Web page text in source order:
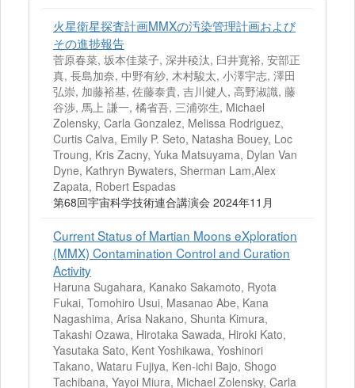
火星衛星探査計画MMXの汚染管理計画および
その進捗報告
菅原春菜, 坂本佳菜子, 深井稜汰, 臼井寛裕, 安部正
真, 長島加奈, 中野有紗, 木村駿太, 小澤宇志, 澤田
弘崇, 加藤裕基, 佐藤泰貴, 吉川健人, 高野淑識, 藤
谷渉, 馬上 謙一, 橘省吾, 三浦弥生, Michael
Zolensky, Carla Gonzalez, Melissa Rodriguez,
Curtis Calva, Emily P. Seto, Natasha Bouey, Loc
Troung, Kris Zacny, Yuka Matsuyama, Dylan Van
Dyne, Kathryn Bywaters, Sherman Lam,Alex
Zapata, Robert Espadas
第68回宇宙科学技術連合講演会 2024年11月
Current Status of Martian Moons eXploration
(MMX) Contamination Control and Curation
Activity
Haruna Sugahara, Kanako Sakamoto, Ryota
Fukai, Tomohiro Usui, Masanao Abe, Kana
Nagashima, Arisa Nakano, Shunta Kimura,
Takashi Ozawa, Hirotaka Sawada, Hiroki Kato,
Yasutaka Sato, Kent Yoshikawa, Yoshinori
Takano, Wataru Fujiya, Ken-ichi Bajo, Shogo
Tachibana, Yayoi Miura, Michael Zolensky, Carla